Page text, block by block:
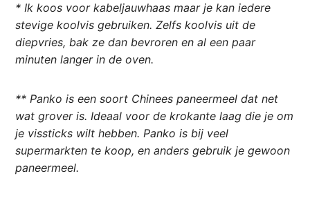
* Ik koos voor kabeljauwhaas maar je kan iedere
stevige koolvis gebruiken. Zelfs koolvis uit de
diepvries, bak ze dan bevroren en al een paar
minuten langer in de oven.
** Panko is een soort Chinees paneermeel dat net
wat grover is. Ideaal voor de krokante laag die je om
je vissticks wilt hebben. Panko is bij veel
supermarkten te koop, en anders gebruik je gewoon
paneermeel.